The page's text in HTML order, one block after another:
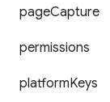
pageCapture
permissions
platformKeys